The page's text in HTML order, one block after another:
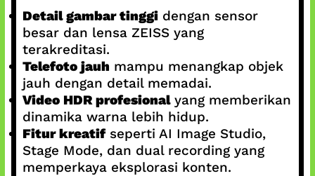
Detail gambar tinggidengan sensor
besar dan lensa ZEISS yang
terakreditasi.
Telefoto jauh mampu menangkap objek
jauh dengan detail memadai.
Video HDR profesionalyang memberikan
dinamika warna lebih hidup.
Fitur kreatifseperti AI Image Studio,
Stage Mode, dan dual recording yang
memperkaya eksplorasi konten.